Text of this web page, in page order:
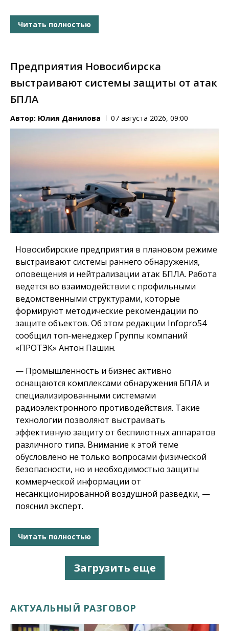
Читать полностью
Предприятия Новосибирска
выстраивают системы защиты от атак
БПЛА
Автор: Юлия Данилова 07 августа 2026, 09:00
Новосибирские предприятия в плановом режиме
выстраивают системы раннего обнаружения,
оповещения и нейтрализации атак БПЛА. Работа
ведется во взаимодействии с профильными
ведомственными структурами, которые
формируют методические рекомендации по
защите объектов. Об этом редакции Infopro54
сообщил топ-менеджер Группы компаний
«ПРОТЭК» Антон Пашин.
— Промышленность и бизнес активно
оснащаются комплексами обнаружения БПЛА и
специализированными системами
радиоэлектронного противодействия. Такие
технологии позволяют выстраивать
эффективную защиту от беспилотных аппаратов
различного типа. Внимание к этой теме
обусловлено не только вопросами физической
безопасности, но и необходимостью защиты
коммерческой информации от
несанкционированной воздушной разведки, —
пояснил эксперт.
Читать полностью
Загрузить еще
АКТУАЛЬНЫЙ РАЗГОВОР